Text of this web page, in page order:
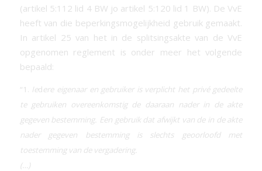
(artikel 5:112 lid 4 BW jo artikel 5:120 lid 1 BW). De VvE
heeft van die beperkingsmogelijkheid gebruik gemaakt.
In artikel 25 van het in de splitsingsakte van de VvE
opgenomen reglement is onder meer het volgende
bepaald:
“1. Iedere eigenaar en gebruiker is verplicht het privé gedeelte
te gebruiken overeenkomstig de daaraan nader in de akte
gegeven bestemming. Een gebruik dat afwijkt van de in de akte
nader gegeven bestemming is slechts geoorloofd met
toestemming van de vergadering.
(…)